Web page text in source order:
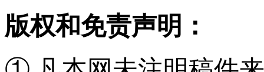
版权和免责声明：